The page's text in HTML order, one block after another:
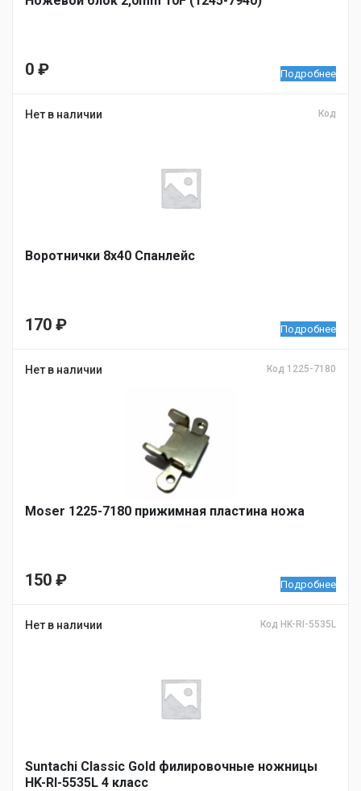
0 ₽ Подробнее
Нет в наличии Код
Воротнички 8х40 Спанлейс
170 ₽ Подробнее
Нет в наличии Код 1225-7180
Moser 1225-7180 прижимная пластина ножа
150 ₽ Подробнее
Нет в наличии Код HK-RI-5535L
Suntachi Classic Gold филировочные ножницы
HK-RI-5535L 4 класс